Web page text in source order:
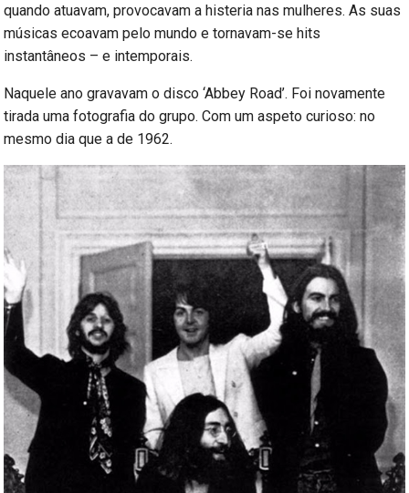
quando atuavam, provocavam a histeria nas mulheres. As suas
músicas ecoavam pelo mundo e tornavam-se hits
instantâneos – e intemporais.
Naquele ano gravavam o disco ‘Abbey Road’. Foi novamente
tirada uma fotografia do grupo. Com um aspeto curioso: no
mesmo dia que a de 1962.